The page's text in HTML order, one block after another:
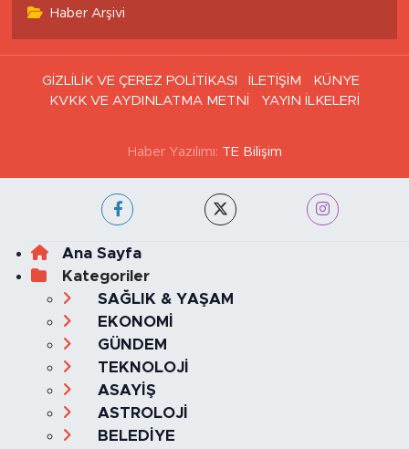
Haber Arşivi
GİZLİLİK VE ÇEREZ POLİTİKASI İLETİŞİM
KÜNYE
KVKK VE AYDINLATMA METNİ
YAYIN İLKELERİ
Haber Yazılımı: TE Bilişim
Ana Sayfa
Kategoriler
SAĞLIK & YAŞAM
EKONOMİ
GÜNDEM
TEKNOLOJİ
ASAYİŞ
ASTROLOJİ
BELEDİYE